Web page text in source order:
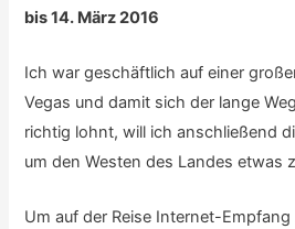
bis 14. März 2016
Ich war geschäftlich auf einer
Vegas und damit sich der lange
richtig lohnt, will ich anschließend
um den Westen des Landes etwas
Um auf der Reise Internet-